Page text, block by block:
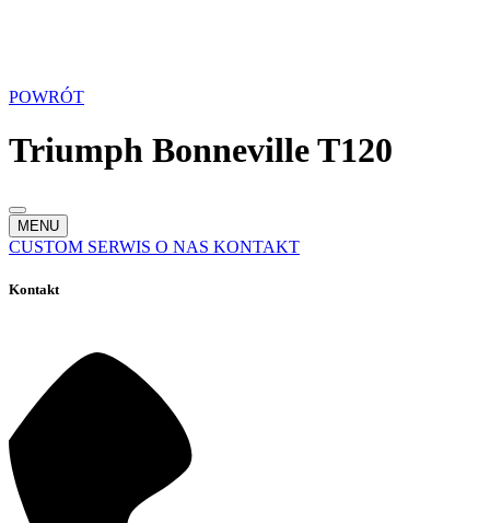
POWRÓT
Triumph Bonneville T120
MENU
CUSTOM SERWIS O NAS KONTAKT
Kontakt